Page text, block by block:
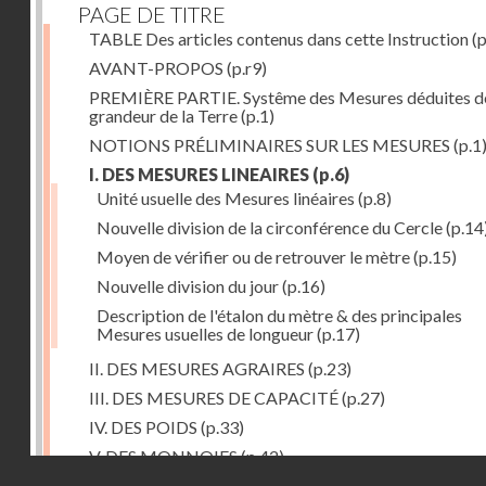
PAGE DE TITRE
TABLE Des articles contenus dans cette Instruction
AVANT-PROPOS (p.r9)
PREMIÈRE PARTIE. Systême des Mesures déduites
grandeur de la Terre(p.1)
NOTIONS PRÉLIMINAIRES SUR LES MESURES (p.1)
I. DES MESURES LINEAIRES (p.6)
Unité usuelle des Mesures linéaires (p.8)
Nouvelle division de la circonférence du Cercle
Moyen de vérifier ou de retrouver le mètre(p.15)
Nouvelle division du jour(p.16)
Description de l'étalon du mètre & des principales
Mesures usuelles de longueur(p.17)
II. DES MESURES AGRAIRES (p.23)
III. DES MESURES DE CAPACITÉ(p.27)
IV. DES POIDS (p.33)
V. DES MONNOIES(p.42)